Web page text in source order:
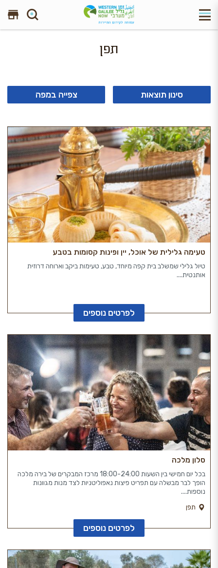
תפן
סינון תוצאות צפייה במפה
טעימה גלילית של אוכל, יין ופינות קסומות בטבע
טיול גלילי שמשלב בית קפה מיוחד, טבע, טעימות ביקב וארוחה דרוזית
אותנטית....
לפרטים נוספים
סלון מלכה
בכל יום חמישי בין השעות 18:00-24:00 מרכז המבקרים של בירה מלכה
הופך לבר מבשלה עם תפריט פיצות נאפוליטניות לצד מנות מגוונות
נוספות....
תפן
לפרטים נוספים